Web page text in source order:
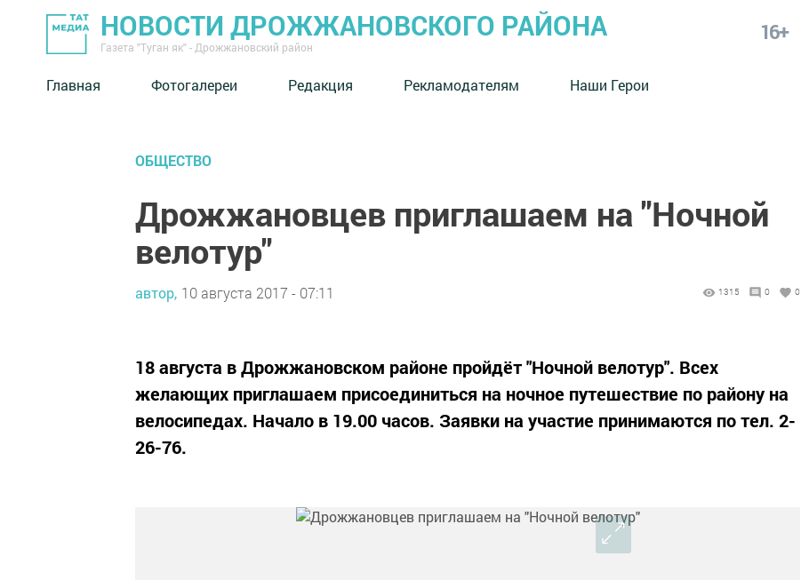
НОВОСТИ ДРОЖЖАНОВСКОГО РАЙОНА
Газета "Туган як" - Дрожжановский район
16+
Главная Фотогалереи Редакция Рекламодателям Наши Герои
ОБЩЕСТВО
Дрожжановцев приглашаем на "Ночной
велотур"
автор, 10 августа 2017 - 07:11 1315 0 0
18 августа в Дрожжановском районе пройдёт "Ночной велотур". Всех
желающих приглашаем присоединиться на ночное путешествие по району на
велосипедах. Начало в 19.00 часов. Заявки на участие принимаются по тел. 2-
26-76.